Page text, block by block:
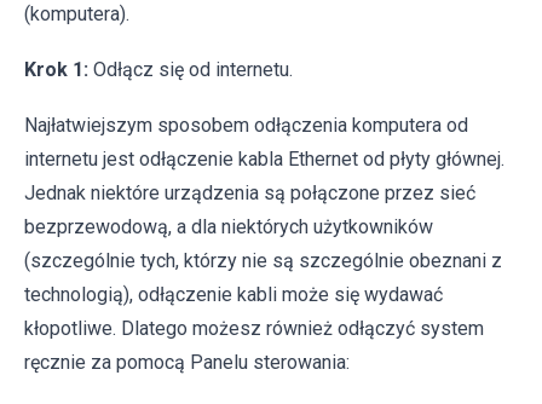
(komputera).
Krok 1: Odłącz się od internetu.
Najłatwiejszym sposobem odłączenia komputera od
internetu jest odłączenie kabla Ethernet od płyty głównej.
Jednak niektóre urządzenia są połączone przez sieć
bezprzewodową, a dla niektórych użytkowników
(szczególnie tych, którzy nie są szczególnie obeznani z
technologią), odłączenie kabli może się wydawać
kłopotliwe. Dlatego możesz również odłączyć system
ręcznie za pomocą Panelu sterowania: